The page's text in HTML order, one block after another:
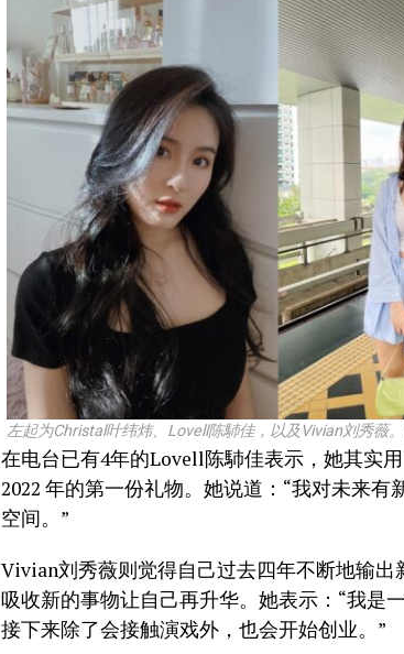
左起为Christal叶纬炜、Lovell陈馷佳，以及Vivian刘秀薇
在电台已有4年的Lovell陈馷佳表示，她其实
2022 年的第一份礼物。她说道：“我对未来
空间。”
Vivian刘秀薇则觉得自己过去四年不断地输
吸收新的事物让自己再升华。她表示：“我是
接下来除了会接触演戏外，也会开始创业。”